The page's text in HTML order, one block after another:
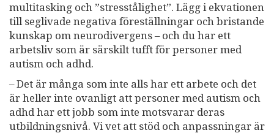
multitasking och ”stresstålighet”. Lägg i ekvationen
till seglivade negativa föreställningar och bristande
kunskap om neurodivergens – och du har ett
arbetsliv som är särskilt tufft för personer med
autism och adhd.
– Det är många som inte alls har ett arbete och det
är heller inte ovanligt att personer med autism och
adhd har ett jobb som inte motsvarar deras
utbildningsnivå. Vi vet att stöd och anpassningar är